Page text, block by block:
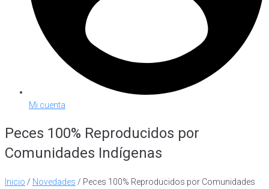
Mi cuenta
Peces 100% Reproducidos por
Comunidades Indígenas
Inicio / Novedades / Peces 100% Reproducidos por Comunidades